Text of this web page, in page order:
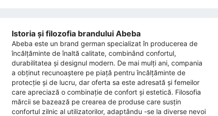
Istoria și filozofia brandului Abeba
Abeba este un brand german specializat în producerea de
încălțăminte de înaltă calitate, combinând confortul,
durabilitatea și designul modern. De mai mulți ani, compania
a obținut recunoaștere pe piață pentru încălțăminte de
protecție și de lucru, dar oferta sa este adresată și femeilor
care apreciază o combinație de confort și estetică. Filosofia
mărcii se bazează pe crearea de produse care susțin
confortul zilnic al utilizatorilor, adaptându -se la diverse nevoi